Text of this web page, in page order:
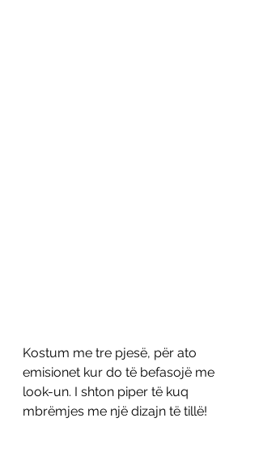
Kostum me tre pjesë, për ato
emisionet kur do të befasojë me
look-un. I shton piper të kuq
mbrëmjes me një dizajn të tillë!